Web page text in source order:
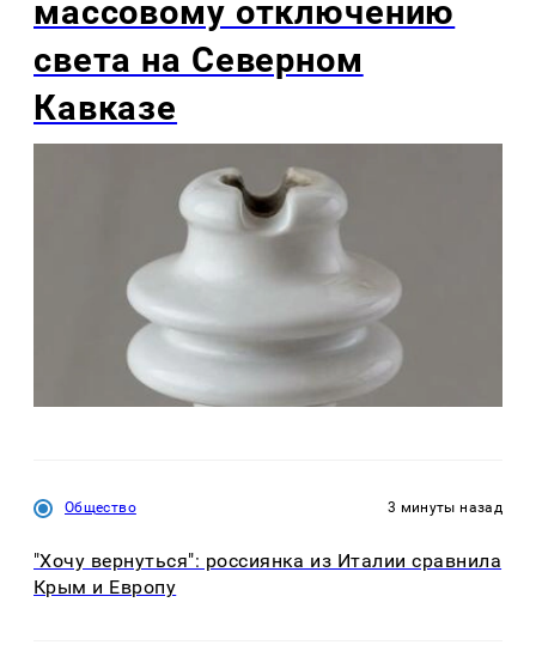
массовому отключению
света на Северном
Кавказе
Общество 3 минуты назад
"Хочу вернуться": россиянка из Италии сравнила
Крым и Европу